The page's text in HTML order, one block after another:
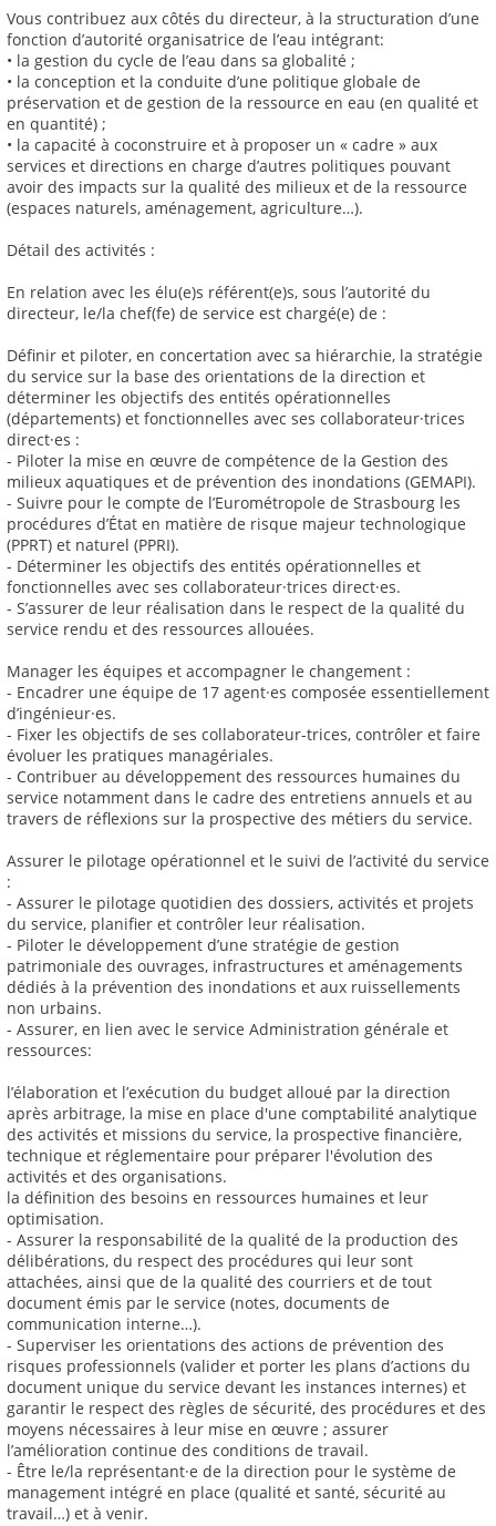
Vous contribuez aux côtés du directeur, à la structuration d’une
fonction d’autorité organisatrice de l’eau intégrant:
• la gestion du cycle de l’eau dans sa globalité ;
• la conception et la conduite d’une politique globale de
préservation et de gestion de la ressource en eau (en qualité et
en quantité) ;
• la capacité à coconstruire et à proposer un « cadre » aux
services et directions en charge d’autres politiques pouvant
avoir des impacts sur la qualité des milieux et de la ressource
(espaces naturels, aménagement, agriculture…).
Détail des activités :
En relation avec les élu(e)s référent(e)s, sous l’autorité du
directeur, le/la chef(fe) de service est chargé(e) de :
Définir et piloter, en concertation avec sa hiérarchie, la stratégie
du service sur la base des orientations de la direction et
déterminer les objectifs des entités opérationnelles
(départements) et fonctionnelles avec ses collaborateur·trices
direct·es :
- Piloter la mise en œuvre de compétence de la Gestion des
milieux aquatiques et de prévention des inondations (GEMAPI).
- Suivre pour le compte de l’Eurométropole de Strasbourg les
procédures d’État en matière de risque majeur technologique
(PPRT) et naturel (PPRI).
- Déterminer les objectifs des entités opérationnelles et
fonctionnelles avec ses collaborateur·trices direct·es.
- S’assurer de leur réalisation dans le respect de la qualité du
service rendu et des ressources allouées.
Manager les équipes et accompagner le changement :
- Encadrer une équipe de 17 agent·es composée essentiellement
d’ingénieur·es.
- Fixer les objectifs de ses collaborateur-trices, contrôler et faire
évoluer les pratiques managériales.
- Contribuer au développement des ressources humaines du
service notamment dans le cadre des entretiens annuels et au
travers de réflexions sur la prospective des métiers du service.
Assurer le pilotage opérationnel et le suivi de l’activité du service
:
- Assurer le pilotage quotidien des dossiers, activités et projets
du service, planifier et contrôler leur réalisation.
- Piloter le développement d’une stratégie de gestion
patrimoniale des ouvrages, infrastructures et aménagements
dédiés à la prévention des inondations et aux ruissellements
non urbains.
- Assurer, en lien avec le service Administration générale et
ressources:
l’élaboration et l’exécution du budget alloué par la direction
après arbitrage, la mise en place d'une comptabilité analytique
des activités et missions du service, la prospective financière,
technique et réglementaire pour préparer l'évolution des
activités et des organisations.
la définition des besoins en ressources humaines et leur
optimisation.
- Assurer la responsabilité de la qualité de la production des
délibérations, du respect des procédures qui leur sont
attachées, ainsi que de la qualité des courriers et de tout
document émis par le service (notes, documents de
communication interne…).
- Superviser les orientations des actions de prévention des
risques professionnels (valider et porter les plans d’actions du
document unique du service devant les instances internes) et
garantir le respect des règles de sécurité, des procédures et des
moyens nécessaires à leur mise en œuvre ; assurer
l’amélioration continue des conditions de travail.
- Être le/la représentant·e de la direction pour le système de
management intégré en place (qualité et santé, sécurité au
travail…) et à venir.